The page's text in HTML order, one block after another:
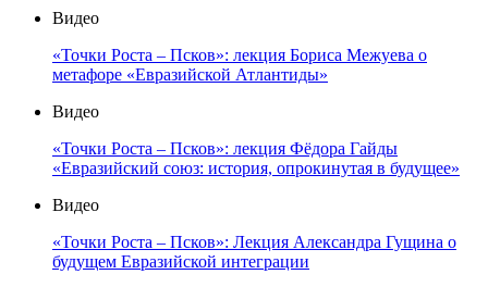
Видео
«Точки Роста – Псков»: лекция Бориса Межуева о
метафоре «Евразийской Атлантиды»
Видео
«Точки Роста – Псков»: лекция Фёдора Гайды
«Евразийский союз: история, опрокинутая в будущее»
Видео
«Точки Роста – Псков»: Лекция Александра Гущина о
будущем Евразийской интеграции